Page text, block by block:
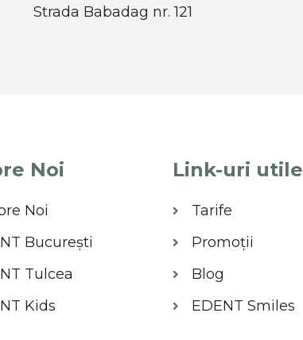
Strada Babadag nr. 121
Noi
Noi
București
Tulcea
Kids
Link-uri utile
Tarife
Promoții
Blog
EDENT Smiles